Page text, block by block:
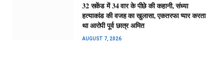
32 सकेंड में 34 वार के पीछे की कहानी, संध्या
हत्याकांड की वजह का खुलासा, एकतरफा प्यार करता
था आरोपी पूर्व छात्र अमित
AUGUST 7, 2026